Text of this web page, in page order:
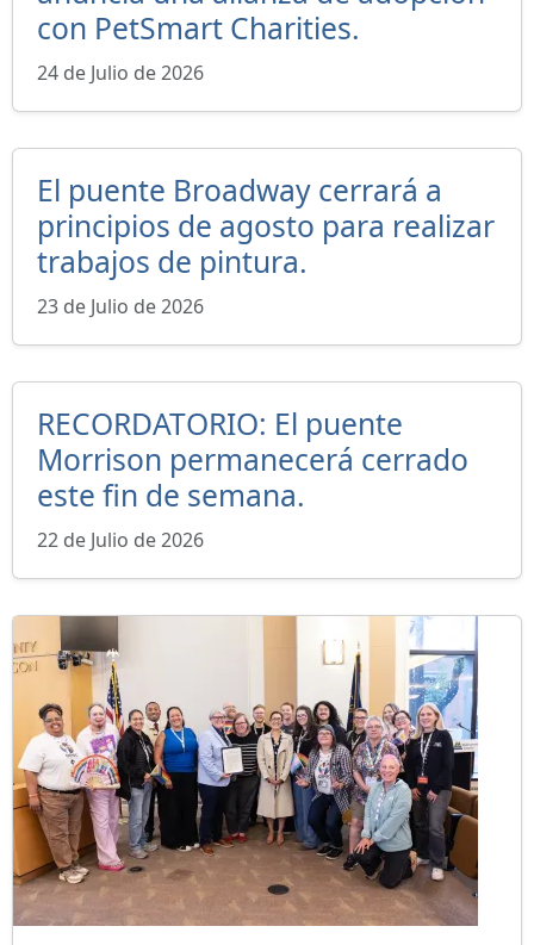
con PetSmart Charities.
24 de Julio de 2026
El puente Broadway cerrará a
principios de agosto para realizar
trabajos de pintura.
23 de Julio de 2026
RECORDATORIO: El puente
Morrison permanecerá cerrado
este fin de semana.
22 de Julio de 2026